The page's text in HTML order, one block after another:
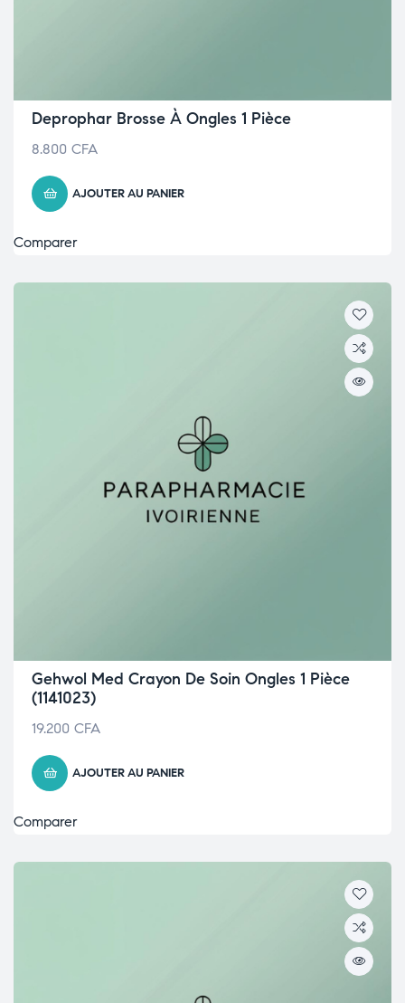
Deprophar Brosse À Ongles 1 Pièce
8.800 CFA
AJOUTER AU PANIER
Comparer
Gehwol Med Crayon De Soin Ongles 1 Pièce
(1141023)
19.200 CFA
AJOUTER AU PANIER
Comparer